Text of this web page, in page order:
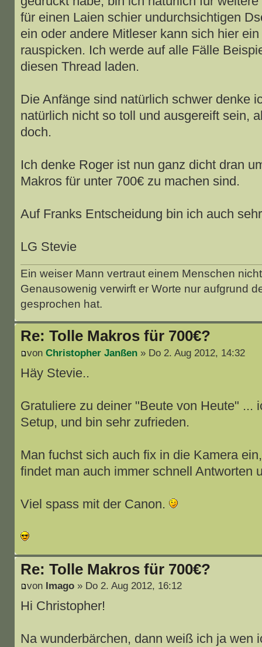
für einen Laien schier undurchsichtigen
ein oder andere Mitleser kann sich hier
rauspicken. Ich werde auf alle Fälle
diesen Thread laden.
Die Anfänge sind natürlich schwer denke
natürlich nicht so toll und ausgereift sein,
doch.
Ich denke Roger ist nun ganz dicht dran
Makros für unter 700€ zu machen sind.
Auf Franks Entscheidung bin ich auch
LG Stevie
Ein weiser Mann vertraut einem Menschen
Genausowenig verwirft er Worte nur aufgrund
gesprochen hat.
Re: Tolle Makros für 700€?
von Christopher Janßen» Do 2. Aug 2012, 14:32
Häy Stevie..
Gratuliere zu deiner "Beute von Heute" ...
Setup, und bin sehr zufrieden.
Man fuchst sich auch fix in die Kamera
findet man auch immer schnell Antworten
Viel spass mit der Canon.
Re: Tolle Makros für 700€?
von Imago» Do 2. Aug 2012, 16:12
Hi Christopher!
Na wunderbärchen, dann weiß ich ja wen